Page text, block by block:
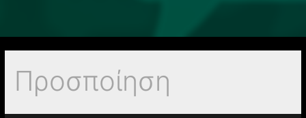
Προσποίηση